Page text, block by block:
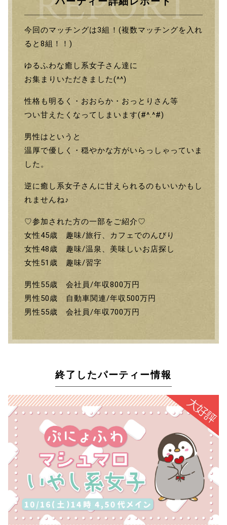
今回のマッチングは3組！(複数マッチングを入れ
ると8組！！)
ゆるふわな癒し系女子さん達に
お集まりいただきました(^^)
性格も明るく・おおらか・おっとりさん等
つい甘えたくなってしまいます(#^.^#)
男性はというと
温厚で優しく・穏やかな方がいらっしゃっていま
した。
逆に癒し系女子さんに甘えられるのもいいかもし
れませんね♪
♡参加された方の一部をご紹介♡
女性45歳 趣味/旅行、カフェでのんびり
女性48歳 趣味/温泉、美味しいお店探し
女性51歳 趣味/習字
男性55歳 会社員/年収800万円
男性50歳 自動車関連/年収500万円
男性55歳 会社員/年収700万円
終了したパーティー情報